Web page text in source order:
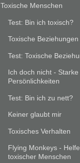
Toxische Menschen
Test: Bin ich toxisch?
Toxische Beziehungen
Test: Toxische
Ich doch nicht - Starke
Persönlichkeiten
Test: Bin ich zu nett?
Keiner glaubt mir
Toxisches Verhalten
Flying Monkeys -
toxischer Menschen